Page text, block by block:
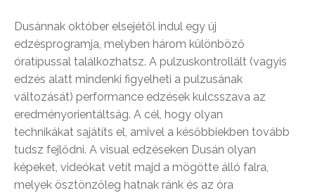
Dusánnak október elsejétől indul egy új
edzésprogramja, melyben három különböző
óratípussal találkozhatsz. A pulzuskontrollált (vagyis
edzés alatt mindenki figyelheti a pulzusának
változását) performance edzések kulcsszava az
eredményorientáltság. A cél, hogy olyan
technikákat sajátíts el, amivel a későbbiekben tovább
tudsz fejlődni. A visual edzéseken Dusán olyan
képeket, videókat vetít majd a mögötte álló falra,
melyek ösztönzőleg hatnak ránk és az óra